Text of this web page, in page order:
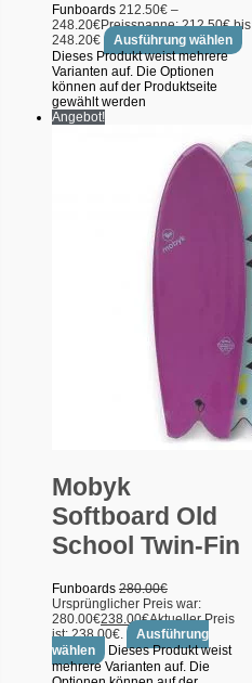
Funboards 212.50€ –
248.20€Preisspanne: 212.50€ bis
248.20€
Ausführung wählen
Dieses Produkt weist mehrere
Varianten auf. Die Optionen
können auf der Produktseite
gewählt werden
Angebot!
Mobyk
Softboard Old
School Twin-Fin
Funboards 280.00€
Ursprünglicher Preis war:
280.00€238.00€Aktueller Preis
ist: 238.00€.
Ausführung
wählen
Dieses Produkt weist
mehrere Varianten auf. Die